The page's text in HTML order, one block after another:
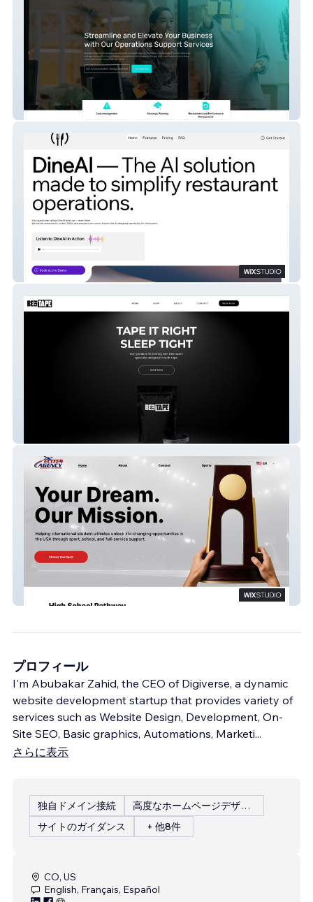
Mastra
DineAI
プロフィール
I'm Abubakar Zahid, the CEO of Digiverse, a dynamic
website development startup that provides variety of
services such as Website Design, Development, On-
Site SEO, Basic graphics, Automations, Marketi...
さらに表示
独自ドメイン接続
高度なホームページデザイン
サイトのガイダンス
+ 他8件
CO, US
English, Français, Español